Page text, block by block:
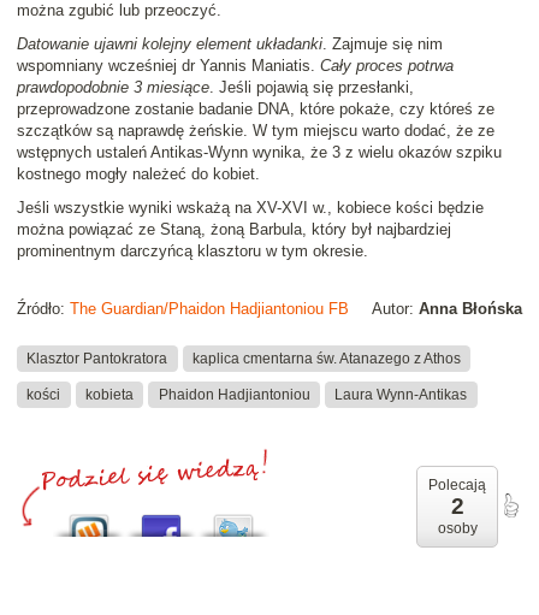
można zgubić lub przeoczyć.
Datowanie ujawni kolejny element układanki. Zajmuje się nim
wspomniany wcześniej dr Yannis Maniatis. Cały proces potrwa
prawdopodobnie 3 miesiące. Jeśli pojawią się przesłanki,
przeprowadzone zostanie badanie DNA, które pokaże, czy któreś ze
szczątków są naprawdę żeńskie. W tym miejscu warto dodać, że ze
wstępnych ustaleń Antikas-Wynn wynika, że 3 z wielu okazów szpiku
kostnego mogły należeć do kobiet.
Jeśli wszystkie wyniki wskażą na XV-XVI w., kobiece kości będzie
można powiązać ze Staną, żoną Barbula, który był najbardziej
prominentnym darczyńcą klasztoru w tym okresie.
Autor: Anna Błońska
Źródło: The Guardian/Phaidon Hadjiantoniou FB
Klasztor Pantokratora kaplica cmentarna św. Atanazego z Athos
kości kobieta Phaidon Hadjiantoniou Laura Wynn-Antikas
Polecają
2
osoby